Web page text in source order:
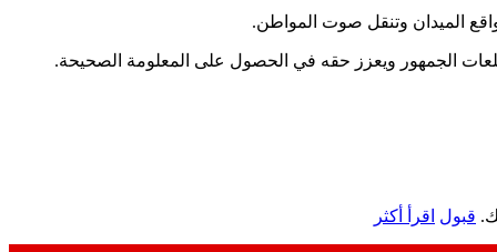
الميدان وتنقل صوت المواطن.
الجمهور ويعزز حقه في الحصول على المعلومة الصحيحة.
قبول اقرأ أكثر